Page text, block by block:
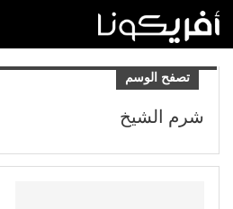
تصفح الوسم
شرم الشيخ